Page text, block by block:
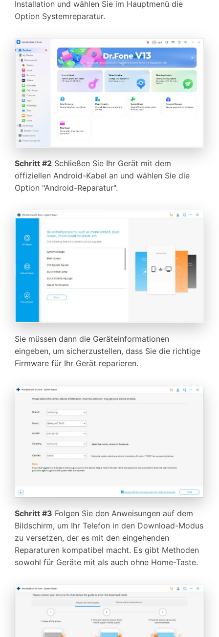
Installation und wählen Sie im Hauptmenü die
Option Systemreparatur.
Schritt #2 Schließen Sie Ihr Gerät mit dem
offiziellen Android-Kabel an und wählen Sie die
Option "Android-Reparatur".
Sie müssen dann die Geräteinformationen
eingeben, um sicherzustellen, dass Sie die richtige
Firmware für Ihr Gerät reparieren.
Schritt #3 Folgen Sie den Anweisungen auf dem
Bildschirm, um Ihr Telefon in den Download-Modus
zu versetzen, der es mit den eingehenden
Reparaturen kompatibel macht. Es gibt Methoden
sowohl für Geräte mit als auch ohne Home-Taste.